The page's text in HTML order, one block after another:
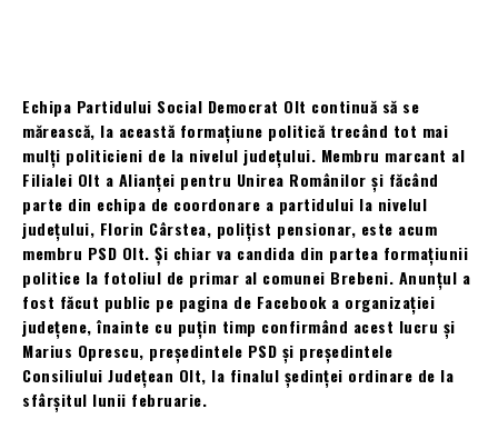
Echipa Partidului Social Democrat Olt continuă să se
mărească, la această formațiune politică trecând tot mai
mulți politicieni de la nivelul județului. Membru marcant al
Filialei Olt a Alianței pentru Unirea Românilor și făcând
parte din echipa de coordonare a partidului la nivelul
județului, Florin Cârstea, polițist pensionar, este acum
membru PSD Olt. Și chiar va candida din partea formațiunii
politice la fotoliul de primar al comunei Brebeni. Anunțul a
fost făcut public pe pagina de Facebook a organizației
județene, înainte cu puțin timp confirmând acest lucru și
Marius Oprescu, președintele PSD și președintele
Consiliului Județean Olt, la finalul ședinței ordinare de la
sfârșitul lunii februarie.